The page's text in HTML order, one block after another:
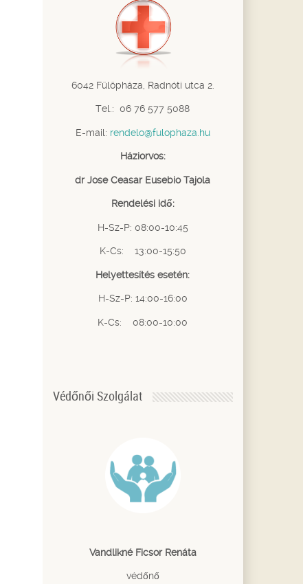
6042 Fülöpháza, Radnóti utca 2.
Tel.: 06 76 577 5088
E-mail: rendelo@fulophaza.hu
Háziorvos:
dr Jose Ceasar Eusebio Tajola
Rendelési idő:
H-Sz-P: 08:00-10:45
K-Cs: 13:00-15:50
Helyettesítés esetén:
H-Sz-P: 14:00-16:00
K-Cs: 08:00-10:00
Védőnői Szolgálat
Vandlikné Ficsor Renáta
védőnő